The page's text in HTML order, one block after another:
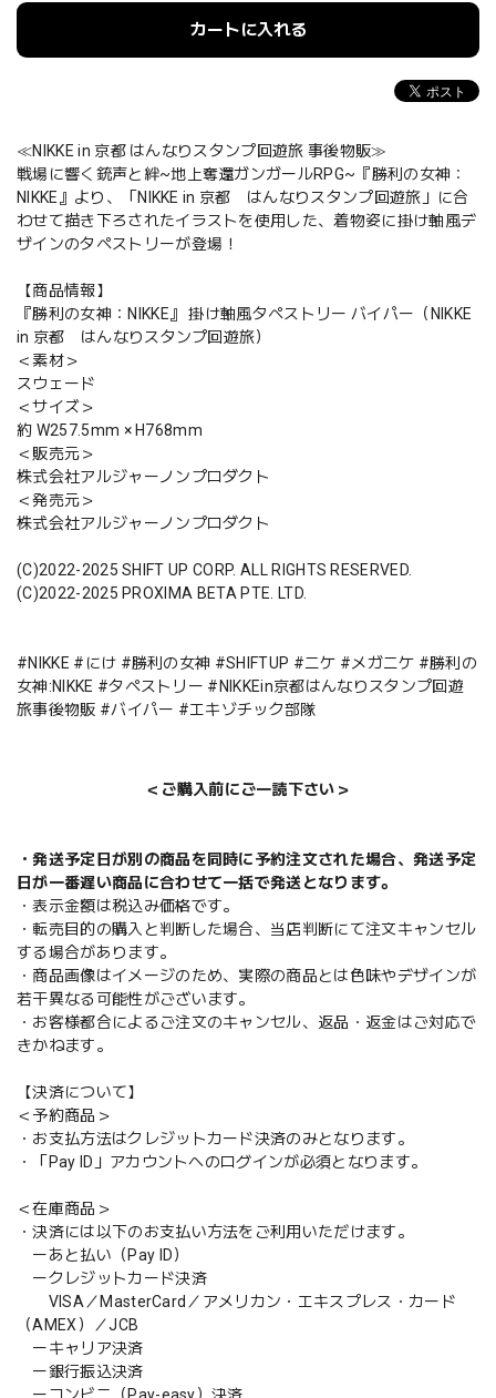
カートに入れる
≪NIKKE in 京都 はんなりスタンプ回遊旅 事後物販≫
戦場に響く銃声と絆~地上奪還ガンガールRPG~『勝利の女神：
NIKKE』より、「NIKKE in 京都 はんなりスタンプ回遊旅」に合
わせて描き下ろされたイラストを使用した、着物姿に掛け軸風デ
ザインのタペストリーが登場！
【商品情報】
『勝利の女神：NIKKE』 掛け軸風タペストリー バイパー（NIKKE
in 京都 はんなりスタンプ回遊旅）
＜素材＞
スウェード
＜サイズ＞
約 W257.5mm × H768mm
＜販売元＞
株式会社アルジャーノンプロダクト
＜発売元＞
株式会社アルジャーノンプロダクト
(C)2022-2025 SHIFT UP CORP. ALL RIGHTS RESERVED.
(C)2022-2025 PROXIMA BETA PTE. LTD.
#NIKKE #にけ #勝利の女神 #SHIFTUP #ニケ #メガニケ #勝利の
女神:NIKKE #タペストリー #NIKKEin京都はんなりスタンプ回遊
旅事後物販 #バイパー #エキゾチック部隊
＜ご購入前にご一読下さい＞
・発送予定日が別の商品を同時に予約注文された場合、発送予定
日が一番遅い商品に合わせて一括で発送となります。
・表示金額は税込み価格です。
・転売目的の購入と判断した場合、当店判断にて注文キャンセル
する場合があります。
・商品画像はイメージのため、実際の商品とは色味やデザインが
若干異なる可能性がございます。
・お客様都合によるご注文のキャンセル、返品・返金はご対応で
きかねます。
【決済について】
＜予約商品＞
・お支払方法はクレジットカード決済のみとなります。
・「Pay ID」アカウントへのログインが必須となります。
＜在庫商品＞
・決済には以下のお支払い方法をご利用いただけます。
ーあと払い（Pay ID）
ークレジットカード決済
VISA／MasterCard／アメリカン・エキスプレス・カード
（AMEX）／JCB
ーキャリア決済
ー銀行振込決済